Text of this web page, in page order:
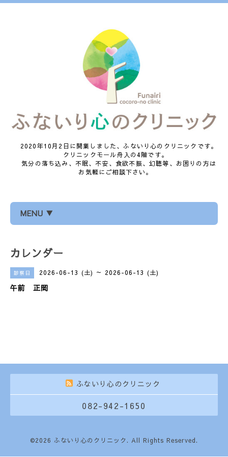
2020年10月2日に開業しました、ふないり心のクリニックです。
クリニックモール舟入の4階です。
気分の落ち込み、不眠、不安、食欲不振、幻聴等、お困りの方は
お気軽にご相談下さい。
MENU ▼
カレンダー
診察日 2026-06-13 (土) ～ 2026-06-13 (土)
午前 正岡
ふないり心のクリニック
082-942-1650
©2026 ふないり心のクリニック. All Rights Reserved.